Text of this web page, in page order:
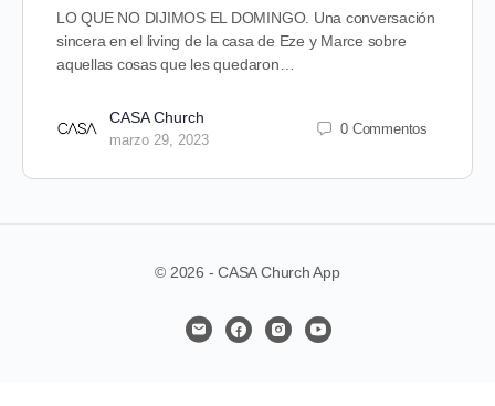
LO QUE NO DIJIMOS EL DOMINGO. Una conversación
sincera en el living de la casa de Eze y Marce sobre
aquellas cosas que les quedaron…
CASA Church
marzo 29, 2023
0 Commentos
© 2026 - CASA Church App